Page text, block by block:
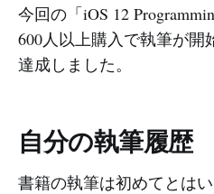
今回の「iOS 12
600人以上購入で執筆が開
達成しました。
自分の執筆履歴
書籍の執筆は初めてとは